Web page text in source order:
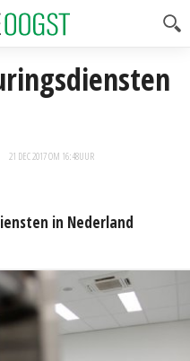
21 DEC 2017 OM 16:48UUR
in Nederland